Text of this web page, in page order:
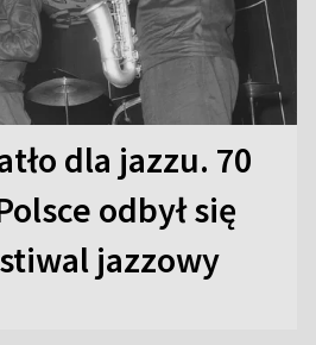
dla jazzu. 70
odbył się
jazzowy